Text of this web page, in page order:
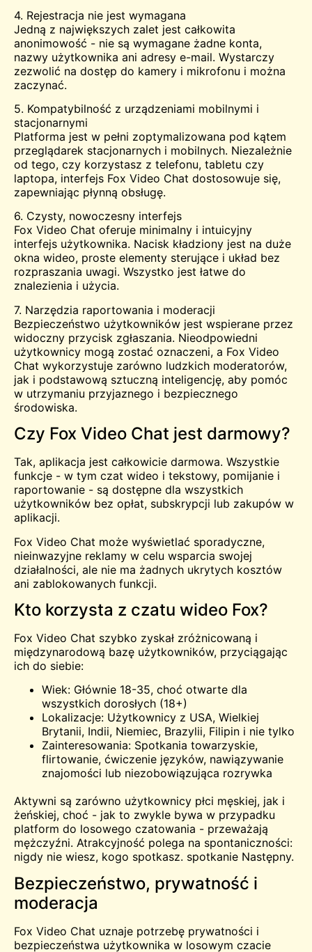
4. Rejestracja nie jest wymagana
Jedną z największych zalet jest całkowita
anonimowość - nie są wymagane żadne konta,
nazwy użytkownika ani adresy e-mail. Wystarczy
zezwolić na dostęp do kamery i mikrofonu i można
zaczynać.
5. Kompatybilność z urządzeniami mobilnymi i
stacjonarnymi
Platforma jest w pełni zoptymalizowana pod kątem
przeglądarek stacjonarnych i mobilnych. Niezależnie
od tego, czy korzystasz z telefonu, tabletu czy
laptopa, interfejs Fox Video Chat dostosowuje się,
zapewniając płynną obsługę.
6. Czysty, nowoczesny interfejs
Fox Video Chat oferuje minimalny i intuicyjny
interfejs użytkownika. Nacisk kładziony jest na duże
okna wideo, proste elementy sterujące i układ bez
rozpraszania uwagi. Wszystko jest łatwe do
znalezienia i użycia.
7. Narzędzia raportowania i moderacji
Bezpieczeństwo użytkowników jest wspierane przez
widoczny przycisk zgłaszania. Nieodpowiedni
użytkownicy mogą zostać oznaczeni, a Fox Video
Chat wykorzystuje zarówno ludzkich moderatorów,
jak i podstawową sztuczną inteligencję, aby pomóc
w utrzymaniu przyjaznego i bezpiecznego
środowiska.
Czy Fox Video Chat jest darmowy?
Tak, aplikacja jest całkowicie darmowa. Wszystkie
funkcje - w tym czat wideo i tekstowy, pomijanie i
raportowanie - są dostępne dla wszystkich
użytkowników bez opłat, subskrypcji lub zakupów w
aplikacji.
Fox Video Chat może wyświetlać sporadyczne,
nieinwazyjne reklamy w celu wsparcia swojej
działalności, ale nie ma żadnych ukrytych kosztów
ani zablokowanych funkcji.
Kto korzysta z czatu wideo Fox?
Fox Video Chat szybko zyskał zróżnicowaną i
międzynarodową bazę użytkowników, przyciągając
ich do siebie:
Wiek: Głównie 18-35, choć otwarte dla
wszystkich dorosłych (18+)
Lokalizacje: Użytkownicy z USA, Wielkiej
Brytanii, Indii, Niemiec, Brazylii, Filipin i nie tylko
Zainteresowania: Spotkania towarzyskie,
flirtowanie, ćwiczenie języków, nawiązywanie
znajomości lub niezobowiązująca rozrywka
Aktywni są zarówno użytkownicy płci męskiej, jak i
żeńskiej, choć - jak to zwykle bywa w przypadku
platform do losowego czatowania - przeważają
mężczyźni. Atrakcyjność polega na spontaniczności:
nigdy nie wiesz, kogo spotkasz. spotkanie Następny.
Bezpieczeństwo, prywatność i
moderacja
Fox Video Chat uznaje potrzebę prywatności i
bezpieczeństwa użytkownika w losowym czacie